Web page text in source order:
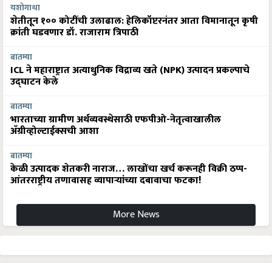
यशोगाथा
शेतीतून १०० कोटींची उलाढाल: हेलिकॉप्टरनंतर आता विमानातून कृषी
क्रांती घडवणार डॉ. राजाराम त्रिपाठी
बातम्या
ICL ने महाराष्ट्रात अत्याधुनिक विद्राव्य खते (NPK) उत्पादन प्रकल्पाचे
उद्घाटन केले
बातम्या
भारताच्या ग्रामीण अर्थव्यवस्थेसाठी एफपीओ-नेतृत्वाखालील
अ‍ॅग्रीव्होल्टाईक्सची आशा
बातम्या
केळी उत्पादक शेतकरी नाराज… लाखोंचा खर्च करूनही विक्री ठप्प-
आंतरराष्ट्रीय तणावासह व्यापाऱ्यांच्या दबावाचा फटका!
More News